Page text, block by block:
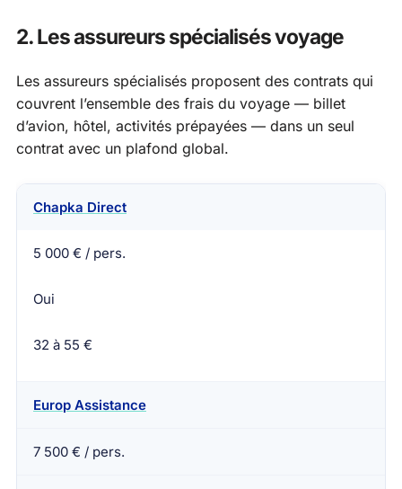
2. Les assureurs spécialisés voyage
Les assureurs spécialisés proposent des contrats qui
couvrent l’ensemble des frais du voyage — billet
d’avion, hôtel, activités prépayées — dans un seul
contrat avec un plafond global.
Assureur Plafond annulation
Chapka Direct
5 000 € / pers.
Oui
32 à 55 €
Europ Assistance
7 500 € / pers.